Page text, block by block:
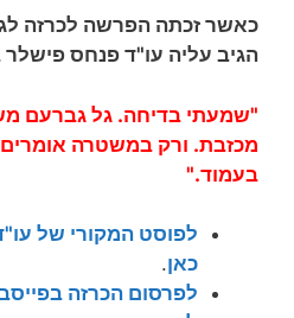
כאשר זכתה הפרשה לכרזה
הגיב עליה עו"ד פנחס פישלר
"שמעתי בדיחה. גל גברעם
מכזבת. ורק במשטרה
בעמוד."
לפוסט המקורי של
כאן.
לפרסום הכרזה